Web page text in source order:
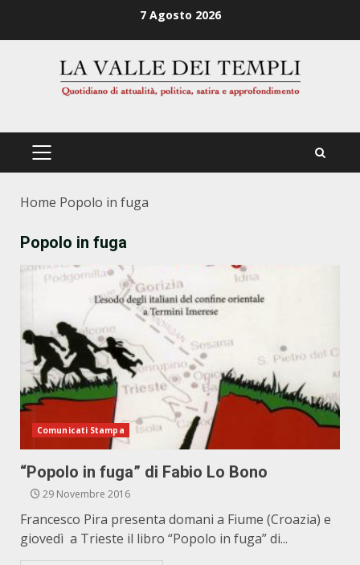
7 Agosto 2026
PRIMÄRES
Home Popolo in fuga
Popolo in fuga
Comunicati Stampa
“Popolo in fuga” di Fabio Lo Bono
29 Novembre 2016
Francesco Pira presenta domani a Fiume (Croazia) e
giovedì a Trieste il libro “Popolo in fuga” di...